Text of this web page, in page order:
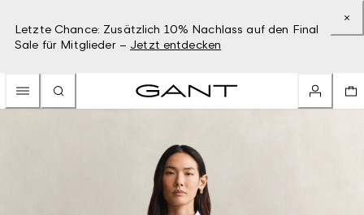
Letzte Chance: Zusätzlich 10% Nachlass auf den Final
Sale für Mitglieder – Jetzt entdecken